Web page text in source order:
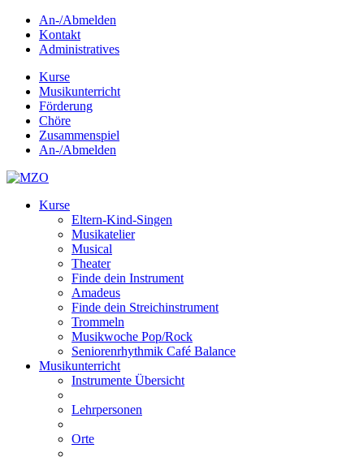
An-/Abmelden
Kontakt
Administratives
Kurse
Musikunterricht
Förderung
Chöre
Zusammenspiel
An-/Abmelden
Kurse
Eltern-Kind-Singen
Musikatelier
Musical
Theater
Finde dein Instrument
Amadeus
Finde dein Streichinstrument
Trommeln
Musikwoche Pop/Rock
Seniorenrhythmik Café Balance
Musikunterricht
Instrumente Übersicht
Lehrpersonen
Orte